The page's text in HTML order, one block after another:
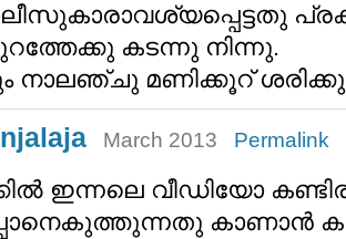
കടന്നു നിന്നു.
നാലഞ്ചു മണിക്കൂറ് ശരിക്കും
March 2013 Permalink
ഇന്നലെ വീഡിയോ
കാണാൻ